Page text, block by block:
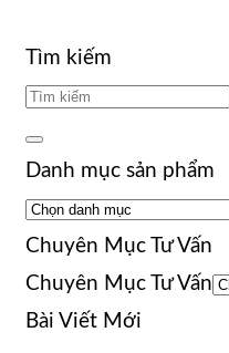
Tìm kiếm
Danh mục sản phẩm
Chuyên Mục Tư Vấn
Chuyên Mục Tư Vấn
Bài Viết Mới